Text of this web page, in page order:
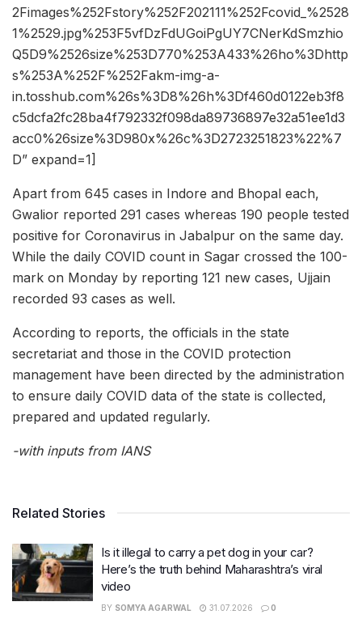
2Fimages%252Fstory%252F202111%252Fcovid_%2528
1%2529.jpg%253F5vfDzFdUGoiPgUY7CNerKdSmzhio
Q5D9%2526size%253D770%253A433%26ho%3Dhttp
s%253A%252F%252Fakm-img-a-
in.tosshub.com%26s%3D8%26h%3Df460d0122eb3f8
c5dcfa2fc28ba4f792332f098da89736897e32a51ee1d3
acc0%26size%3D980x%26c%3D2723251823%22%7
D” expand=1]
Apart from 645 cases in Indore and Bhopal each,
Gwalior reported 291 cases whereas 190 people tested
positive for Coronavirus in Jabalpur on the same day.
While the daily COVID count in Sagar crossed the 100-
mark on Monday by reporting 121 new cases, Ujjain
recorded 93 cases as well.
According to reports, the officials in the state
secretariat and those in the COVID protection
management have been directed by the administration
to ensure daily COVID data of the state is collected,
prepared and updated regularly.
-with inputs from IANS
Related Stories
Is it illegal to carry a pet dog in your car?
Here’s the truth behind Maharashtra’s viral
video
BY SOMYA AGARWAL 31.07.2026 0